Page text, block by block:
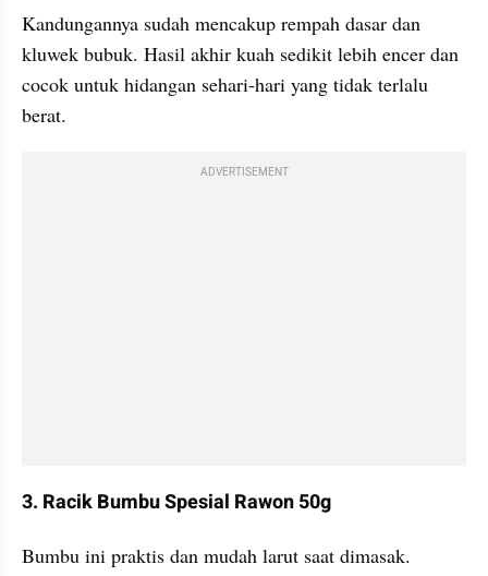
Kandungannya sudah mencakup rempah dasar dan
kluwek bubuk. Hasil akhir kuah sedikit lebih encer dan
cocok untuk hidangan sehari-hari yang tidak terlalu
berat.
ADVERTISEMENT
3. Racik Bumbu Spesial Rawon 50g
Bumbu ini praktis dan mudah larut saat dimasak.